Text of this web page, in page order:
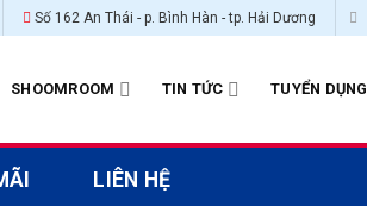
Số 162 An Thái - p. Bình Hàn - tp. Hải Dương
SHOOMROOM TIN TỨC TUYỂN DỤNG
LIÊN HỆ